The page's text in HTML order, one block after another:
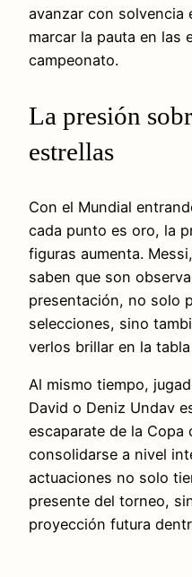
avanzar con solvencia
marcar la pauta en las
campeonato.
La presión
estrellas
Con el Mundial
cada punto es oro, la
figuras aumenta.
saben que son
presentación, no solo
selecciones, sino
verlos brillar en la
Al mismo tiempo,
David o Deniz Undav
escaparate de la Copa
consolidarse a nivel
actuaciones no solo
presente del torneo,
proyección futura